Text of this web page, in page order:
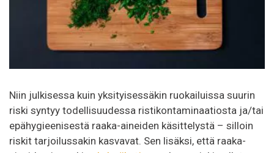
Niin julkisessa kuin yksityisessäkin ruokailuissa suurin
riski syntyy todellisuudessa ristikontaminaatiosta ja/tai
epähygieenisestä raaka-aineiden käsittelystä – silloin
riskit tarjoilussakin kasvavat. Sen lisäksi, että raaka-